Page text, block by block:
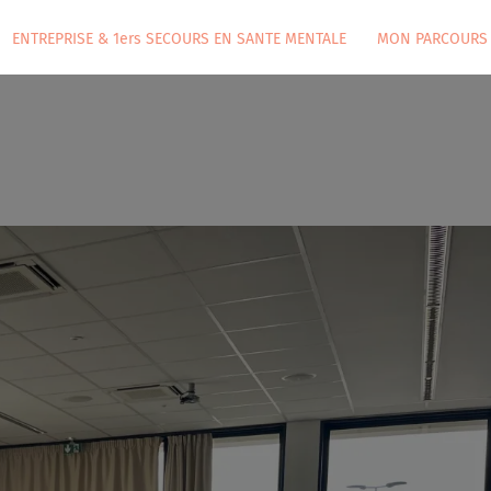
ENTREPRISE & 1ers SECOURS EN SANTE MENTALE MON PARCOURS